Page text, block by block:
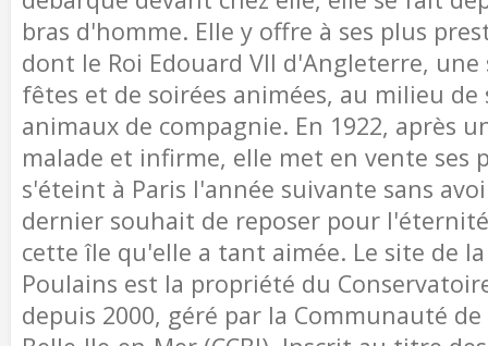
bras d'homme. Elle y offre à ses plus
dont le Roi Edouard VII d'Angleterre, une
fêtes et de soirées animées, au milieu
animaux de compagnie. En 1922, après
malade et infirme, elle met en vente ses
s'éteint à Paris l'année suivante sans
dernier souhait de reposer pour
cette île qu'elle a tant aimée. Le site de
Poulains est la propriété du
depuis 2000, géré par la Communauté